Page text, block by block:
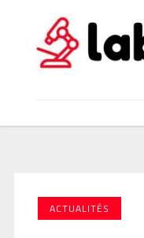
ACTUALITÉS